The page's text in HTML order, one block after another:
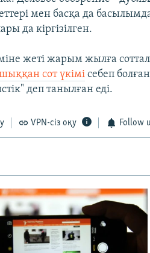
мен басқа да
да кіргізілген.
жеті жарым жылға
сот үкімі себеп
деп танылған еді.
VPN-сіз оқу Follow